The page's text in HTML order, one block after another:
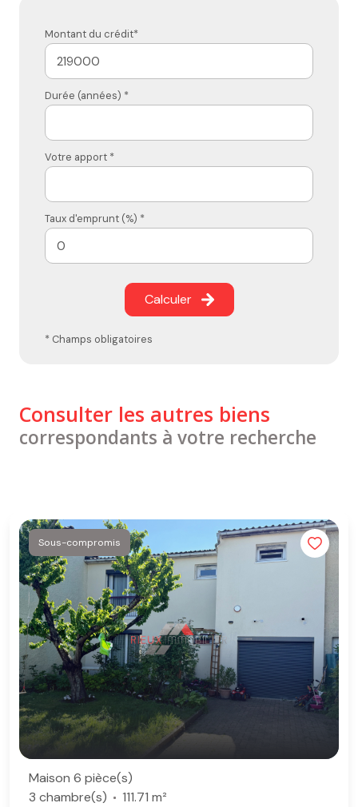
Montant du crédit*
Durée (années) *
Votre apport *
Taux d'emprunt (%) *
Calculer
* Champs obligatoires
Consulter les autres biens
correspondants à votre recherche
Sous-compromis
Maison 6 pièce(s)
3 chambre(s)
111.71 m²